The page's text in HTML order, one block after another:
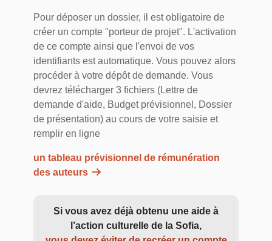
Pour déposer un dossier, il est obligatoire de
créer un compte "porteur de projet". L'activation
de ce compte ainsi que l'envoi de vos
identifiants est automatique. Vous pouvez alors
procéder à votre dépôt de demande. Vous
devrez télécharger 3 fichiers (Lettre de
demande d'aide, Budget prévisionnel, Dossier
de présentation) au cours de votre saisie et
remplir en ligne
un tableau prévisionnel de rémunération
des auteurs
Si vous avez déjà obtenu une aide à
l’action culturelle de la Sofia,